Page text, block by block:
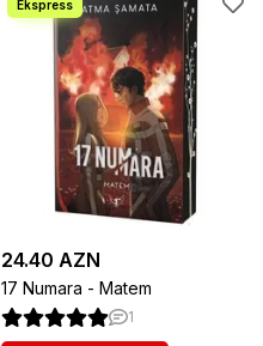
24.40 AZN
17 Numara - Matem
1